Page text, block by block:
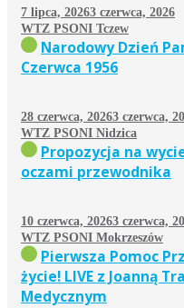
7 lipca, 20263 czerwca, 2026
WTZ PSONI Tczew
Narodowy Dzień
Czerwca 1956
28 czerwca, 20263 czerwca,
WTZ PSONI Nidzica
Propozycja na
oczami przewodnika
10 czerwca, 20263 czerwca,
WTZ PSONI Mokrzeszów
Pierwsza Pomoc
życie! LIVE z Joanną
Medycznym